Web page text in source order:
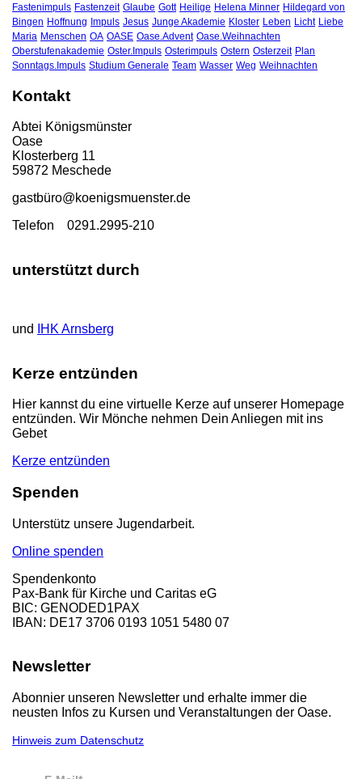
Fastenimpuls Fastenzeit Glaube Gott Heilige Helena Minner Hildegard von
Bingen Hoffnung Impuls Jesus Junge Akademie Kloster Leben Licht Liebe
Maria Menschen OA OASE Oase.Advent Oase.Weihnachten
Oberstufenakademie Oster.Impuls Osterimpuls Ostern Osterzeit Plan
Sonntags.Impuls Studium Generale Team Wasser Weg Weihnachten
Kontakt
Abtei Königsmünster
Oase
Klosterberg 11
59872 Meschede
gastbüro@koenigsmuenster.de
Telefon 0291.2995-210
unterstützt durch
und IHK Arnsberg
Kerze entzünden
Hier kannst du eine virtuelle Kerze auf unserer Homepage
entzünden. Wir Mönche nehmen Dein Anliegen mit ins
Gebet
Kerze entzünden
Spenden
Unterstütz unsere Jugendarbeit.
Online spenden
Spendenkonto
Pax-Bank für Kirche und Caritas eG
BIC: GENODED1PAX
IBAN: DE17 3706 0193 1051 5480 07
Newsletter
Abonnier unseren Newsletter und erhalte immer die
neusten Infos zu Kursen und Veranstaltungen der Oase.
Hinweis zum Datenschutz